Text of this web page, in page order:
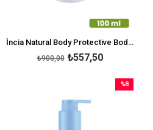
İncia Natural Body Protective Body Lotion 100 ml
₺557,50
₺900,00
%8